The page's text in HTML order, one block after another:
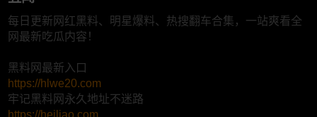
每日更新网红黑料、明星爆料、热搜翻车合集，一站爽看全
网最新吃瓜内容！
黑料网最新入口
https://hlwe20.com
牢记黑料网永久地址不迷路